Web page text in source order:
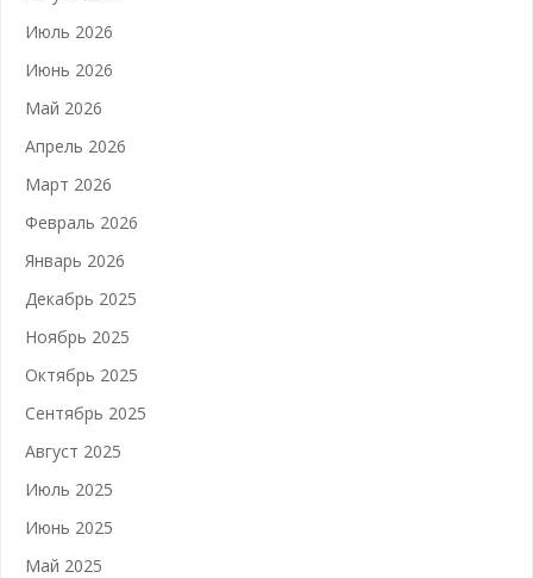
Июль 2026
Июнь 2026
Май 2026
Апрель 2026
Март 2026
Февраль 2026
Январь 2026
Декабрь 2025
Ноябрь 2025
Октябрь 2025
Сентябрь 2025
Август 2025
Июль 2025
Июнь 2025
Май 2025